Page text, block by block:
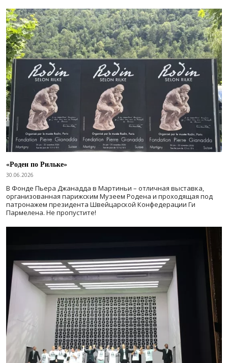
«Роден по Рильке»
30.06.2026
В Фонде Пьера Джанадда в Мартиньи – отличная выставка,
организованная парижским Музеем Родена и проходящая под
патронажем президента Швейцарской Конфедерации Ги
Пармелена. Не пропустите!